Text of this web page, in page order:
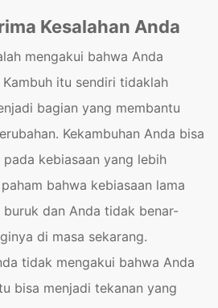
Kesalahan Anda
mengakui bahwa Anda
Kambuh itu sendiri tidaklah
bagian yang membantu
Kekambuhan Anda bisa
kebiasaan yang lebih
bahwa kebiasaan lama
dan Anda tidak benar-
di masa sekarang.
tidak mengakui bahwa Anda
bisa menjadi tekanan yang